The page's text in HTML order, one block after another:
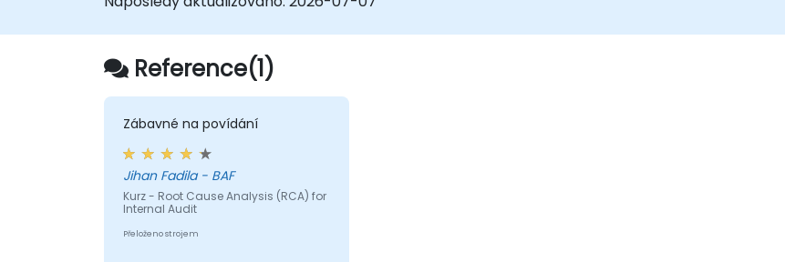
Snížený vliv:Neustálé hlášení stejných
společnosti i u kontrolovaných
subjektů.
Reference(1)
Zábavné na povídání
Jihan Fadila - BAF
Kurz - Root Cause Analysis (RCA) for
Internal Audit
Přeloženo strojem